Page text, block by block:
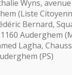
Wyns,
(Liste
Bernard,
Auderghem
Lagha,
(PS)